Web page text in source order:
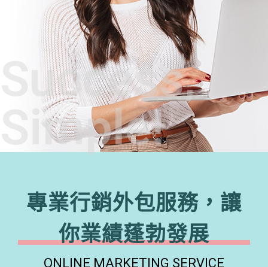
Success,
Simple!
專業行銷外包服務，讓
你業績蓬勃發展
ONLINE MARKETING SERVICE